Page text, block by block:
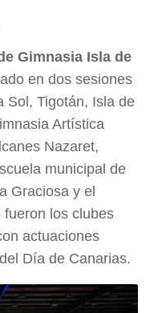
Gimnasia Isla de
en dos sesiones
Sol, Tigotán, Isla de
Artística
Nazaret,
municipal de
Graciosa y el
los clubes
actuaciones
Día de Canarias.